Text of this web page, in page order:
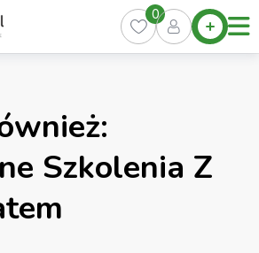
Home
Oferty
Kurs
0
Szkolenia Z